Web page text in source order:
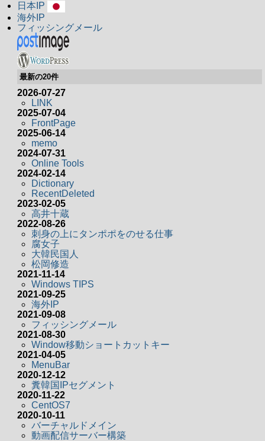
日本IP
海外IP
フィッシングメール
最新の20件
2026-07-27
LINK
2025-07-04
FrontPage
2025-06-14
memo
2024-07-31
Online Tools
2024-02-14
Dictionary
RecentDeleted
2023-02-05
高井十蔵
2022-08-26
刺身の上にタンポポをのせる仕事
腐女子
大韓民国人
松岡修造
2021-11-14
Windows TIPS
2021-09-25
海外IP
2021-09-08
フィッシングメール
2021-08-30
Window移動ショートカットキー
2021-04-05
MenuBar
2020-12-12
糞韓国IPセグメント
2020-11-22
CentOS7
2020-10-11
バーチャルドメイン
動画配信サーバー構築